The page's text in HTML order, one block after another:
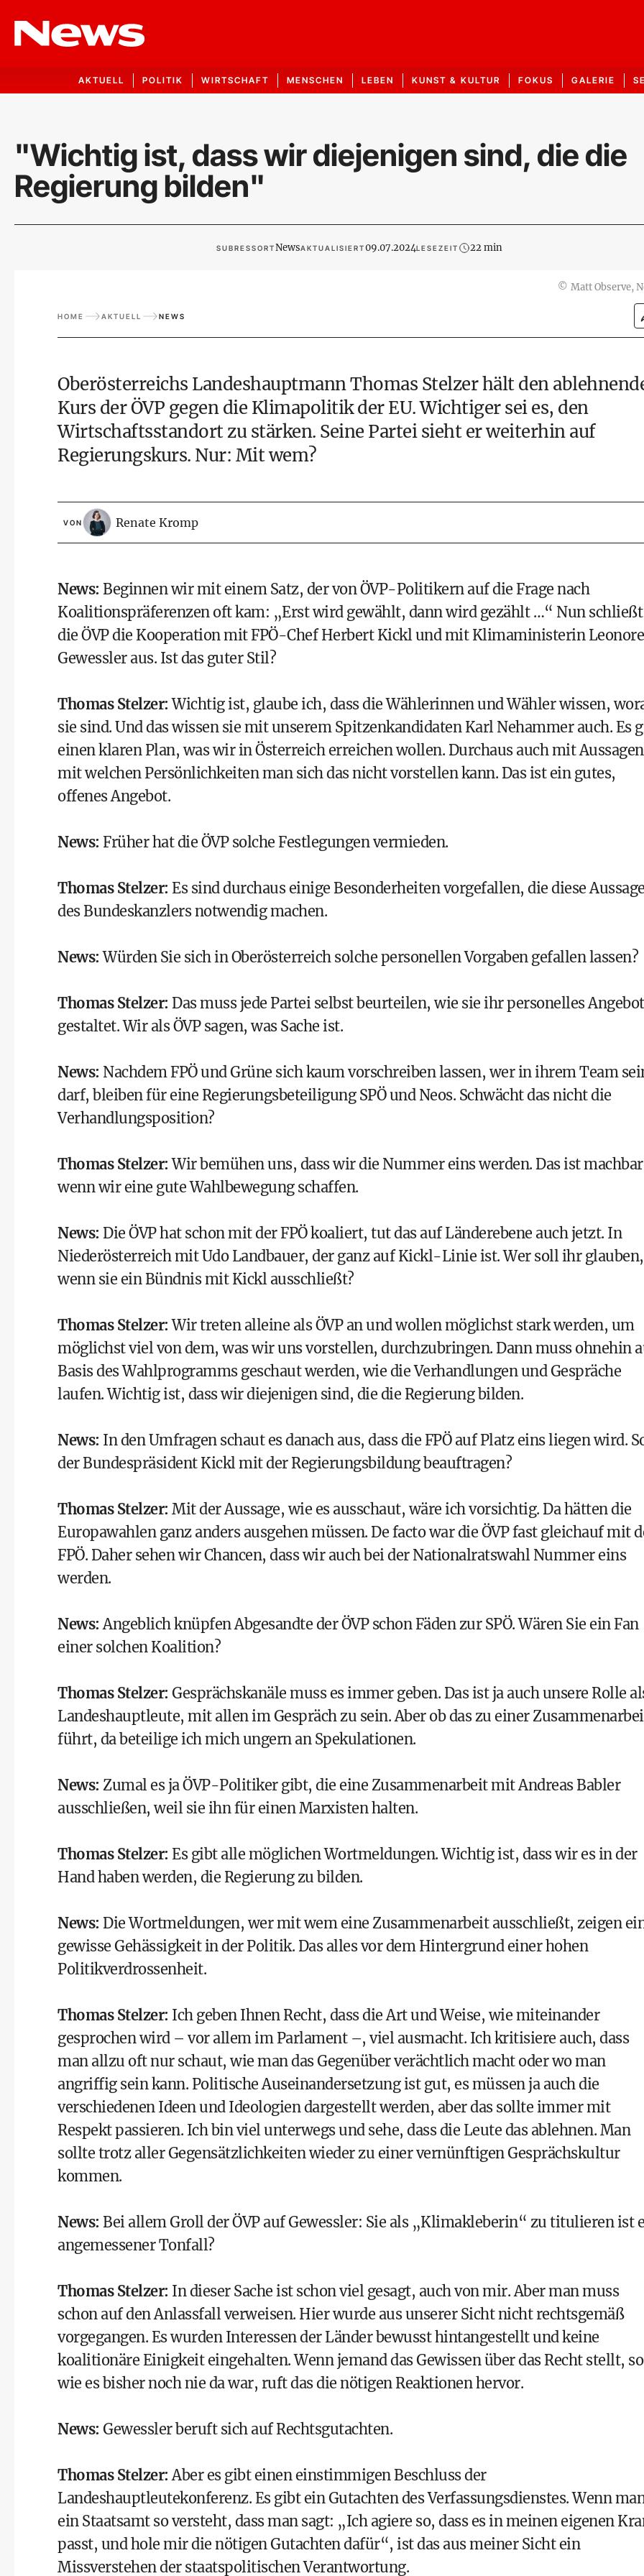
AKTUELL POLITIK WIRTSCHAFT MENSCHEN LEBEN KUNST & KULTUR FOKUS GALERIE
"Wichtig ist, dass wir diejenigen sind, die die
Regierung bilden"
SUBRESSORTNewsAKTUALISIERT09.07.2024LESEZEIT 22 min
© Matt Observe,
HOME AKTUELL NEWS
Oberösterreichs LandeshauptmannThomas Stelzerhält den
Kurs derÖVP gegen die Klimapolitik derEU. Wichtiger sei es, den
Wirtschaftsstandort zu stärken. Seine Partei sieht er weiterhin auf
Regierungskurs. Nur: Mit wem?
VON Renate Kromp
News: Beginnen wir mit einem Satz, der von ÖVP-Politikern auf die Frage nach
Koalitionspräferenzen oft kam: „Erst wird gewählt, dann wird gezählt …“ Nun schließt
die ÖVP die Kooperation mitFPÖ-ChefHerbert Kicklund mit Klimaministerin Leonore
Gewessleraus. Ist das guter Stil?
Thomas Stelzer:Wichtig ist, glaube ich, dass die Wählerinnen und Wähler wissen,
sie sind. Und das wissen sie mit unserem Spitzenkandidaten Karl Nehammerauch. Es
einen klaren Plan, was wir in Österreich erreichen wollen. Durchaus auch mit
mit welchen Persönlichkeiten man sich das nicht vorstellen kann. Das ist ein gutes,
offenes Angebot.
News: Früher hat die ÖVP solche Festlegungen vermieden.
Thomas Stelzer: Es sind durchaus einige Besonderheiten vorgefallen, die diese
des Bundeskanzlers notwendig machen.
News:Würden Sie sich in Oberösterreich solche personellen Vorgaben gefallen lassen?
Thomas Stelzer: Das muss jede Partei selbst beurteilen, wie sie ihr personelles Angebot
gestaltet. Wir als ÖVP sagen, was Sache ist.
News: Nachdem FPÖ undGrüne sich kaum vorschreiben lassen, wer in ihrem Team
darf, bleiben für eine Regierungsbeteiligung SPÖund Neos. Schwächt das nicht die
Verhandlungsposition?
Thomas Stelzer:Wir bemühen uns, dass wir die Nummer eins werden. Das ist
wenn wir eine gute Wahlbewegung schaffen.
News: Die ÖVP hat schon mit der FPÖ koaliert, tut das auf Länderebene auch jetzt. In
Niederösterreich mit Udo Landbauer, der ganz auf Kickl-Linie ist. Wer soll ihr glauben,
wenn sie ein Bündnis mit Kickl ausschließt?
Thomas Stelzer:Wir treten alleine als ÖVP an und wollen möglichst stark werden, um
möglichst viel von dem, was wir uns vorstellen, durchzubringen. Dann muss ohnehin
Basis des Wahlprogramms geschaut werden, wie die Verhandlungen und Gespräche
laufen. Wichtig ist, dass wir diejenigen sind, die die Regierung bilden.
News: In den Umfragen schaut es danach aus, dass die FPÖ auf Platz eins liegen wird.
der BundespräsidentKickl mit der Regierungsbildung beauftragen?
Thomas Stelzer: Mit der Aussage, wie es ausschaut, wäre ich vorsichtig. Da hätten die
Europawahlenganz anders ausgehen müssen. De facto war die ÖVP fast gleichauf mit
FPÖ. Daher sehen wir Chancen, dass wir auch bei der NationalratswahlNummer eins
werden.
News:Angeblich knüpfen Abgesandte der ÖVP schon Fäden zur SPÖ. Wären Sie ein Fan
einer solchen Koalition?
Thomas Stelzer: Gesprächskanäle muss es immer geben. Das ist ja auch unsere Rolle
Landeshauptleute, mit allen im Gespräch zu sein. Aber ob das zu einer
führt, da beteilige ich mich ungern an Spekulationen.
News: Zumal es ja ÖVP-Politiker gibt, die eine Zusammenarbeit mitAndreas Babler
ausschließen, weil sie ihn für einen Marxisten halten.
Thomas Stelzer: Es gibt alle möglichen Wortmeldungen. Wichtig ist, dass wir es in der
Hand haben werden, die Regierung zu bilden.
News: Die Wortmeldungen, wer mit wem eine Zusammenarbeit ausschließt, zeigen
gewisse Gehässigkeit in der Politik. Das alles vor dem Hintergrund einer hohen
Politikverdrossenheit.
Thomas Stelzer: Ich geben Ihnen Recht, dass die Art und Weise, wie miteinander
gesprochen wird – vor allem im Parlament–, viel ausmacht. Ich kritisiere auch, dass
man allzu oft nur schaut, wie man das Gegenüber verächtlich macht oder wo man
angriffig sein kann. Politische Auseinandersetzung ist gut, es müssen ja auch die
verschiedenen Ideen und Ideologien dargestellt werden, aber das sollte immer mit
Respekt passieren. Ich bin viel unterwegs und sehe, dass die Leute das ablehnen. Man
sollte trotz aller Gegensätzlichkeiten wieder zu einer vernünftigen Gesprächskultur
kommen.
News: Bei allem Groll der ÖVP auf Gewessler: Sie als „Klimakleberin“ zu titulieren ist
angemessener Tonfall?
Thomas Stelzer: In dieser Sache ist schon viel gesagt, auch von mir. Aber man muss
schon auf den Anlassfall verweisen. Hier wurde aus unserer Sicht nicht rechtsgemäß
vorgegangen. Es wurden Interessen der Länder bewusst hintangestellt und keine
koalitionäre Einigkeit eingehalten. Wenn jemand das Gewissen über das Recht stellt, so
wie es bisher noch nie da war, ruft das die nötigen Reaktionen hervor.
News: Gewessler beruft sich auf Rechtsgutachten.
Thomas Stelzer:Aber es gibt einen einstimmigen Beschluss der
Landeshauptleutekonferenz. Es gibt ein Gutachten des Verfassungsdienstes. Wenn
ein Staatsamt so versteht, dass man sagt: „Ich agiere so, dass es in meinen eigenen
passt, und hole mir die nötigen Gutachten dafür“, ist das aus meiner Sicht ein
Missverstehen der staatspolitischen Verantwortung.